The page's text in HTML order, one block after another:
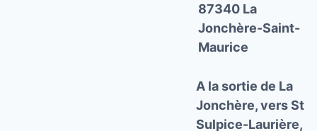
87340 La
Jonchère-Saint-
Maurice
A la sortie de La
Jonchère, vers St
Sulpice-Laurière,